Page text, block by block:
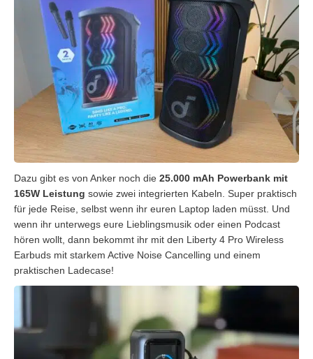
Dazu gibt es von Anker noch die 25.000 mAh Powerbank mit
165W Leistung sowie zwei integrierten Kabeln. Super praktisch
für jede Reise, selbst wenn ihr euren Laptop laden müsst. Und
wenn ihr unterwegs eure Lieblingsmusik oder einen Podcast
hören wollt, dann bekommt ihr mit den Liberty 4 Pro Wireless
Earbuds mit starkem Active Noise Cancelling und einem
praktischen Ladecase!